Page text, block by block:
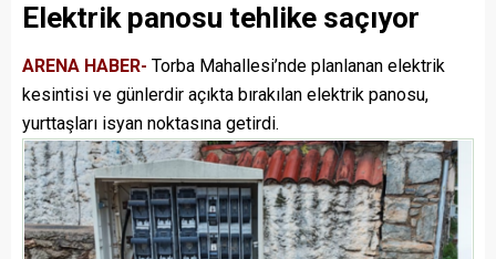
Elektrik panosu tehlike saçıyor
ARENA HABER- Torba Mahallesi’nde planlanan elektrik
kesintisi ve günlerdir açıkta bırakılan elektrik panosu,
yurttaşları isyan noktasına getirdi.